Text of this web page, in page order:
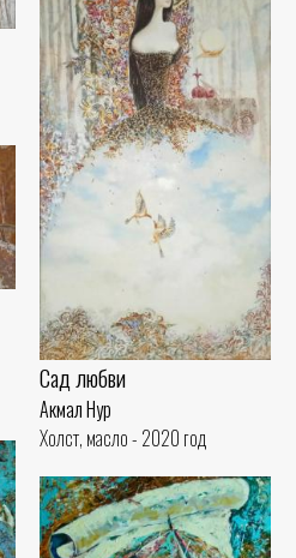
Сад любви
Акмал Нур
Холст, масло - 2020 год